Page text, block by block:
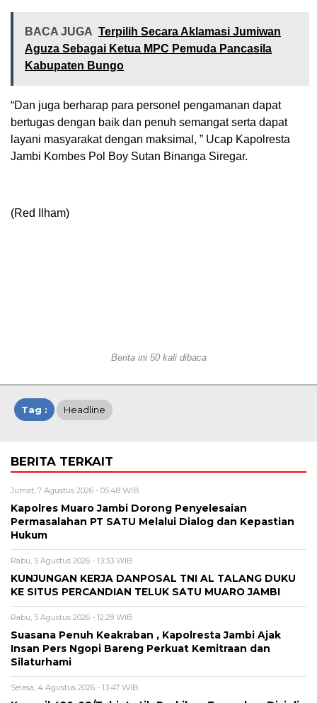
BACA JUGA Terpilih Secara Aklamasi Jumiwan
Aguza Sebagai Ketua MPC Pemuda Pancasila
Kabupaten Bungo
“Dan juga berharap para personel pengamanan dapat
bertugas dengan baik dan penuh semangat serta dapat
layani masyarakat dengan maksimal, ” Ucap Kapolresta
Jambi Kombes Pol Boy Sutan Binanga Siregar.
(Red Ilham)
Berita ini 50 kali dibaca
Tag : Headline
BERITA TERKAIT
Jumat, 7 Agustus 2026 - 05:48 WIB
Kapolres Muaro Jambi Dorong Penyelesaian
Permasalahan PT SATU Melalui Dialog dan Kepastian
Hukum
Rabu, 5 Agustus 2026 - 13:33 WIB
KUNJUNGAN KERJA DANPOSAL TNI AL TALANG DUKU
KE SITUS PERCANDIAN TELUK SATU MUARO JAMBI
Rabu, 5 Agustus 2026 - 12:28 WIB
Suasana Penuh Keakraban , Kapolresta Jambi Ajak
Insan Pers Ngopi Bareng Perkuat Kemitraan dan
Silaturhami
Selasa, 4 Agustus 2026 - 13:47 WIB